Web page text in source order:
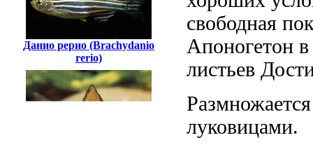
Данио рерио (Brachydanio
rerio)
свободная
Апоногетон
листьев
луковицами.